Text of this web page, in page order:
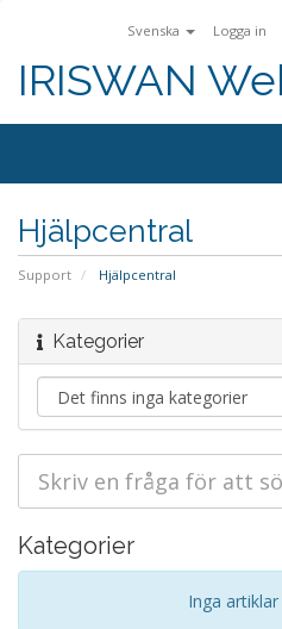
Svenska Logga in
IRISWAN
Hjälpcentral
Support Hjälpcentral
Kategorier
Kategorier
Inga